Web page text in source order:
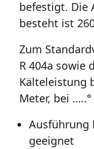
befestigt. Die
besteht ist
Zum
R 404a sowie
Kälteleistung
Meter, bei …..°
Ausführung
geeignet